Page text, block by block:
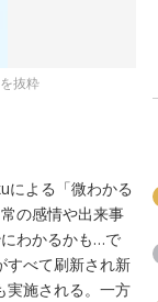
抜粋
による「微わかる
の感情や出来事
わかるかも…で
すべて刷新され新
実施される。一方